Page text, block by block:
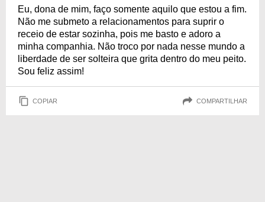
Eu, dona de mim, faço somente aquilo que estou a fim.
Não me submeto a relacionamentos para suprir o
receio de estar sozinha, pois me basto e adoro a
minha companhia. Não troco por nada nesse mundo a
liberdade de ser solteira que grita dentro do meu peito.
Sou feliz assim!
COPIAR COMPARTILHAR